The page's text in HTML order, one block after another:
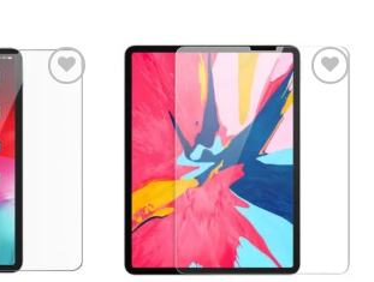
Добавить
Избранное
Добавить
Избранное